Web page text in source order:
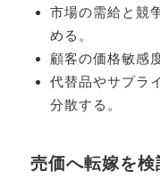
市場の需給と競
める。
顧客の価格敏感
代替品やサプラ
分散する。
売価へ転嫁を